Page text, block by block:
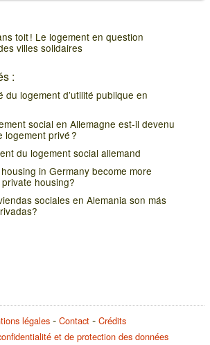
toit ! Le logement en question
villes solidaires
:
du logement d’utilité publique en
social en Allemagne est-il devenu
logement privé ?
du logement social allemand
in Germany become more
housing?
sociales en Alemania son más
légales Contact
Crédits
et de protection des données